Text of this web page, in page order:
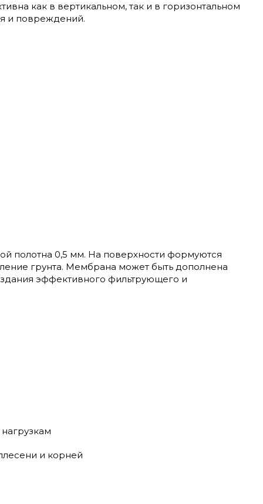
как в вертикальном, так и в горизонтальном
и повреждений.
полотна 0,5 мм. На поверхности формуются
грунта. Мембрана может быть дополнена
эффективного фильтрующего и
и корней